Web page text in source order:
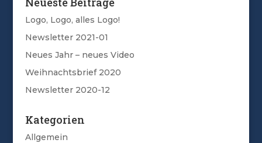
Logo, Logo, alles Logo!
Newsletter 2021-01
Neues Jahr – neues Video
Weihnachtsbrief 2020
Newsletter 2020-12
Kategorien
Allgemein